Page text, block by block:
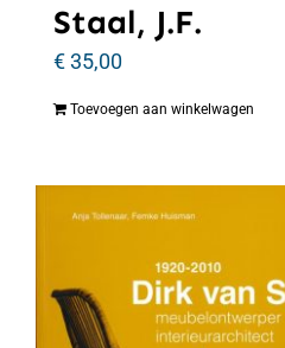
Staal, J.F.
€35,00
Toevoegen aan winkelwagen